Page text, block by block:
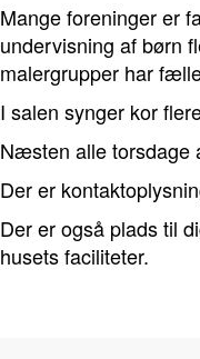
Mange foreninger er
undervisning af børn
malergrupper har
I salen synger kor
Næsten alle torsdage
Der er
Der er også plads til
husets faciliteter.